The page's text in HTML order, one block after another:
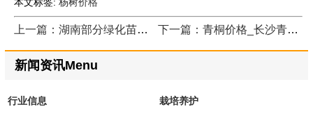
本文标签: 杨树价格
上一篇：湖南部分绿化苗木价格表 下一篇：青桐价格_长沙青桐最新报价
新闻资讯Menu
行业信息 栽培养护